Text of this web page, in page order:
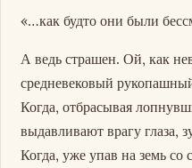
«…как будто они были
А ведь страшен. Ой, как
средневековый
Когда, отбрасывая
выдавливают врагу глаза,
Когда, уже упав на земь